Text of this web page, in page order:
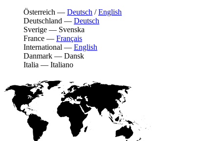
Österreich — Deutsch /English
Deutschland — Deutsch
Sverige — Svenska
France — Français
International — English
Danmark — Dansk
Italia — Italiano